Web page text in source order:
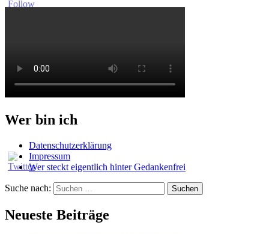
Wer bin ich
Datenschutzerklärung
Impressum
Wer steckt eigentlich hinter Gedankenfrei
Suche nach:
Neueste Beiträge